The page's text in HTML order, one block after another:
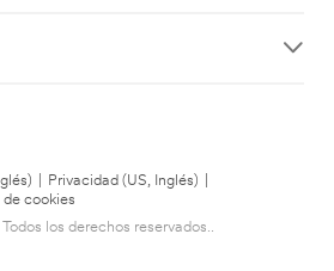
Privacidad (US, Inglés)
de cookies
los derechos reservados..